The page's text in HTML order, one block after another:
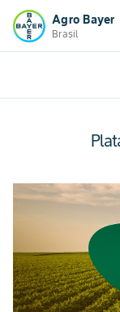
Agro Bayer
Brasil
Slide 1 of 7